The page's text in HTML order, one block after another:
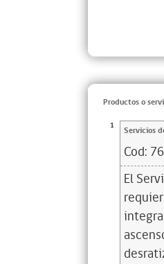
Productos o
1 Servicios
Cod:
El